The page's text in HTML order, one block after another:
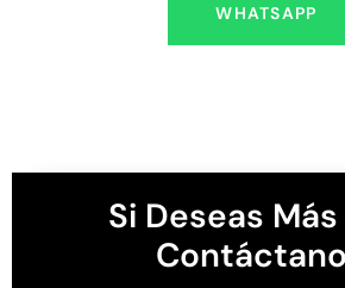
WHATSAPP
Si Deseas